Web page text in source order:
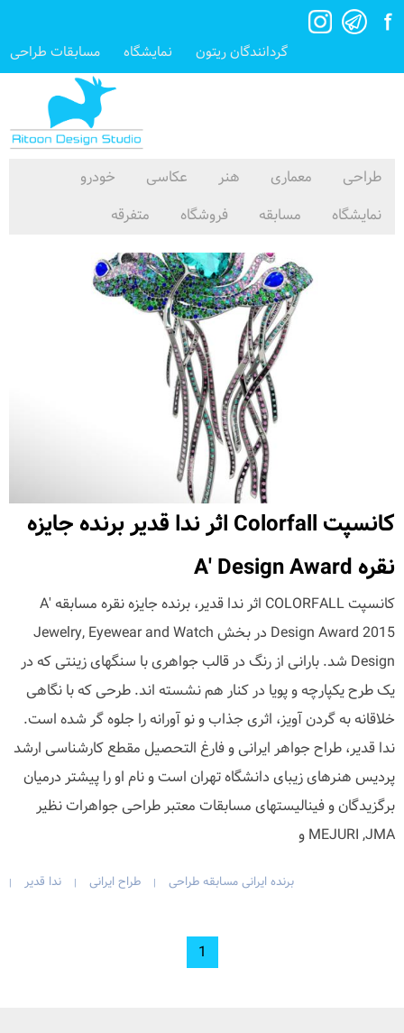
گردانندگان ریتون نمایشگاه مسابقات طراحی
طراحی معماری هنر عکاسی
خودرو
نمایشگاه
مسابقه فروشگاه متفرقه
کانسپت Colorfall اثر ندا قدیر برنده جایزه
نقره A' Design Award
کانسپت COLORFALL اثر ندا قدیر، برنده جایزه نقره مسابقه A'
Design Award 2015 در بخش Jewelry, Eyewear and Watch
Design شد. بارانی از رنگ در قالب جواهری با سنگهای زینتی که در
یک طرح یکپارچه و پویا در کنار هم نشسته اند. طرحی که با نگاهی
خلاقانه به گردن آویز، اثری جذاب و نو آورانه را جلوه گر شده است.
ندا قدیر، طراح جواهر ایرانی و فارغ التحصیل مقطع کارشناسی ارشد
پردیس هنرهای زیبای دانشگاه تهران است و نام او را پیشتر درمیان
برگزیدگان و فینالیستهای مسابقات معتبر طراحی جواهرات نظیر
MEJURI ,JMA و
برنده ایرانی مسابقه طراحی | طراح ایرانی | ندا قدیر |
1